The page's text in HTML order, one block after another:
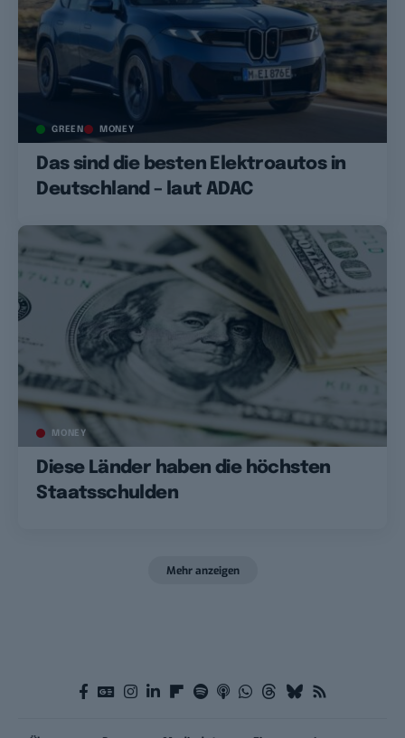
GREEN MONEY
Das sind die besten Elektroautos in
Deutschland – laut ADAC
MONEY
Diese Länder haben die höchsten
Staatsschulden
Mehr anzeigen